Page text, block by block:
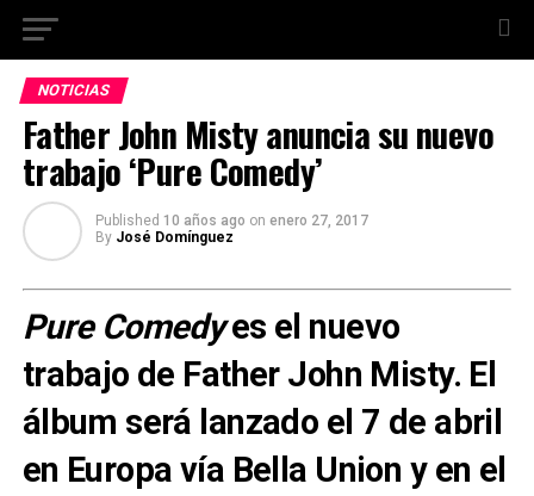
NOTICIAS
Father John Misty anuncia su nuevo
trabajo ‘Pure Comedy’
Published 10 años ago on enero 27, 2017
By José Domínguez
Pure Comedyes el nuevo
trabajo de Father John Misty. El
álbum será lanzado el 7 de abril
en Europa vía Bella Union y en el